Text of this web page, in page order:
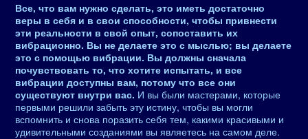
Все, что вам нужно сделать, это иметь достаточно
веры в себя и в свои способности, чтобы привнести
эти реальности в свой опыт, сопоставить их
вибрационно. Вы не делаете это с мыслью; вы делаете
это с помощью вибрации. Вы должны сначала
почувствовать то, что хотите испытать, и все
вибрации доступны вам, потому что все они
существуют внутри вас. И вы были мастерами, которые
первыми решили забыть эту истину, чтобы вы могли
вспомнить и снова поразить себя тем, какими красивыми и
удивительными созданиями вы являетесь на самом деле.